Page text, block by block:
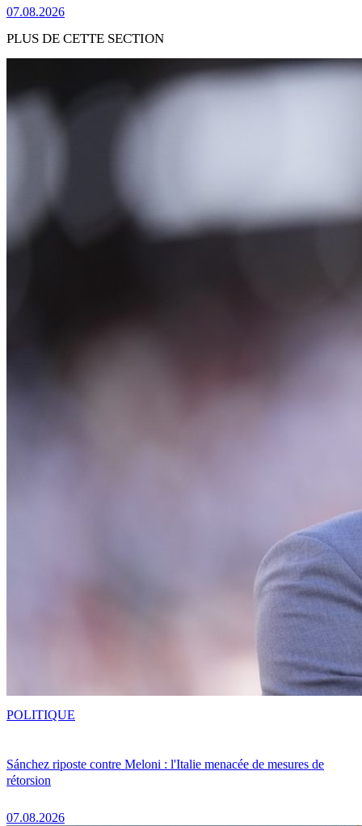
07.08.2026
PLUS DE CETTE SECTION
Sánchez riposte contre Meloni : l'Italie menacée de mesures de
rétorsion
07.08.2026
POLITIQUE